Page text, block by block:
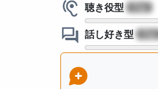
聴き役型
?
話し好き型
?